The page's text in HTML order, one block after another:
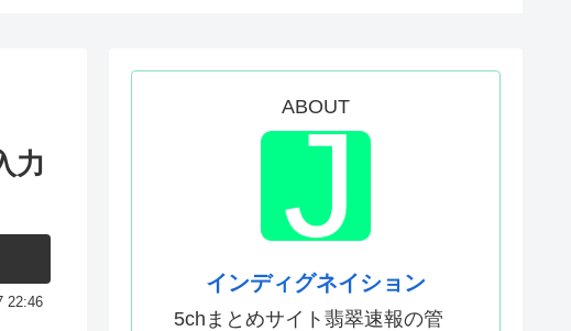
ゴミのようだ！」日本がアニメ化した米人...
協会W杯予選で外国人審判に性接待した...
たが、実は敵のスパイだったキャラ」 何...
気持ち表明ツイートから1週間沈黙www
た財務官僚、左遷されるwww
で好きになったんやが
力
22:46
ABOUT
インディグネイション
5chまとめサイト翡翠速報の管